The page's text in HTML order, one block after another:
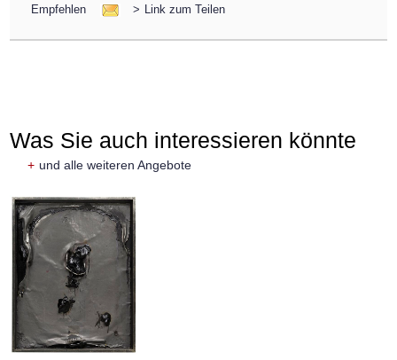
Empfehlen > Link zum Teilen
Was Sie auch interessieren könnte
+ und alle weiteren Angebote